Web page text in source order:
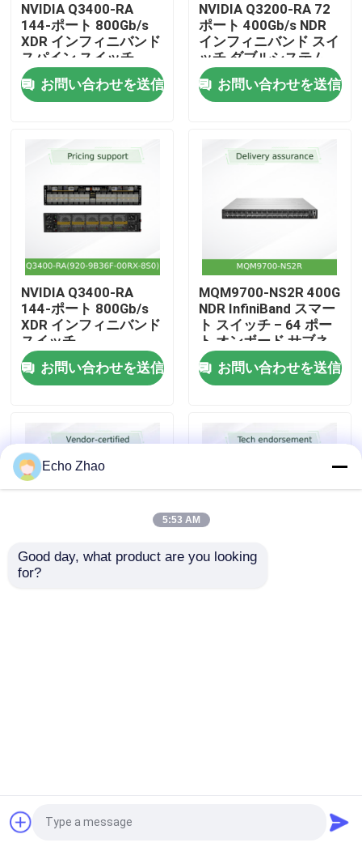
ホーム
製品
私たちについて
工場見学
品質管理
お問い合わせ
ニュース
見積もりを依頼する
光トランシーバーモジュール
メラノックスのネットワーク スイッチ
NVIDIAネットワークカード
NVIDIA Q3400-RA
144-ポート 800Gb/s
XDR インフィニバンド
スパイン スイッチ
お問い合わせを送信
NVIDIA Q3200-RA 72
ポート 400Gb/s NDR
インフィニバンド スイ
ッチ ダブルシステム
お問い合わせを送信
NVIDIA Q3400-RA
144-ポート 800Gb/s
XDR インフィニバンド
スイッチ
お問い合わせを送信
MQM9700-NS2R 400G
NDR InfiniBand スマー
ト スイッチ – 64 ポー
ト オンボード サブネ
ット マネージャー
C2P エアフロー
お問い合わせを送信
NVIDIA Mellanox
場.Copyright © 2026 Hong Kong Starsurge Group
Echo Zhao
5:53 AM
Good day, what product are you looking
for?